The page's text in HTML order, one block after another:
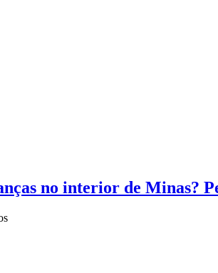
no interior de Minas?